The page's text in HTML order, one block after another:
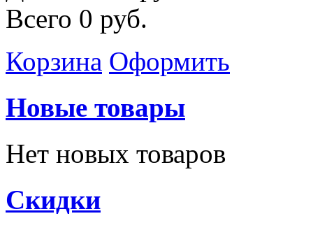
Всего 0 руб.
Корзина Оформить
Новые товары
Нет новых товаров
Скидки